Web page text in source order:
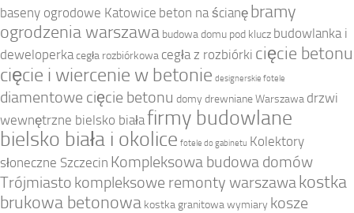
baseny ogrodowe Katowice beton na ścianę bramy
ogrodzenia warszawa budowa domu pod klucz budowlanka i
deweloperkacegła rozbiórkowa cegła z rozbiórki cięcie betonu
cięcie i wiercenie w betonie designerskie fotele
diamentowe cięcie betonu domy drewniane Warszawa drzwi
wewnętrzne bielsko białafirmy budowlane
bielsko biała i okolice fotele do gabinetu Kolektory
słoneczne Szczecin Kompleksowa budowa domów
Trójmiasto kompleksowe remonty warszawakostka
brukowa betonowa kostka granitowa wymiary kosze